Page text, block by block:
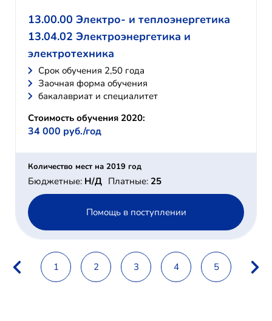
13.00.00 Электро- и теплоэнергетика
13.04.02 Электроэнергетика и
электротехника
Cрок обучения 2,50 года
Заочная форма обучения
бакалавриат и специалитет
Стоимость обучения 2020:
34 000 руб./год
Количество мест на 2019 год
Бюджетные: Н/Д Платные: 25
Помощь в поступлении
1 2 3 4 5